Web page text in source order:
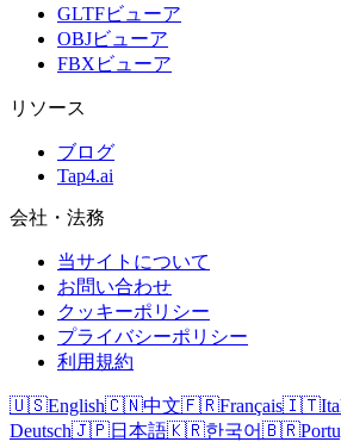
GLTFビューア
OBJビューア
FBXビューア
リソース
ブログ
Tap4.ai
会社・法務
当サイトについて
お問い合わせ
クッキーポリシー
プライバシーポリシー
利用規約
🇺🇸English🇨🇳中文🇫🇷Français🇮🇹
Deutsch🇯🇵日本語🇰🇷한국어🇧🇷